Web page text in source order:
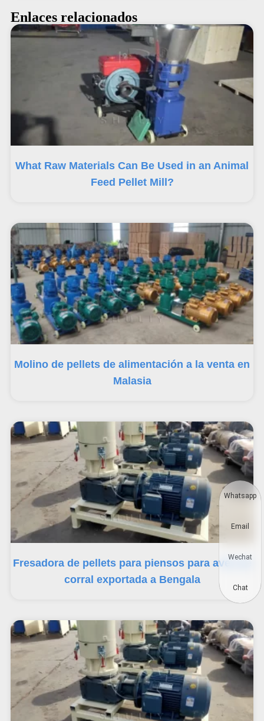
Enlaces relacionados
What Raw Materials Can Be Used in an Animal
Feed Pellet Mill?
Molino de pellets de alimentación a la venta en
Malasia
Fresadora de pellets para piensos para aves de
corral exportada a Bengala
Whatsapp
Email
Wechat
Chat